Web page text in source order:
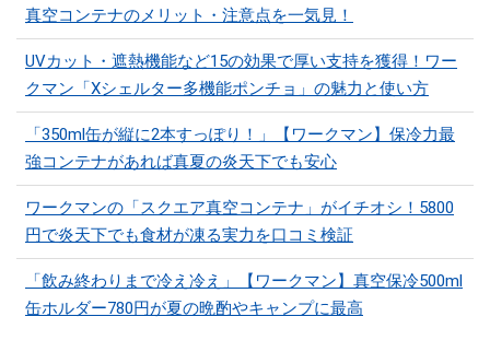
真空コンテナのメリット・注意点を一気見！
UVカット・遮熱機能など15の効果で厚い支持を獲得！ワー
クマン「Xシェルター多機能ポンチョ」の魅力と使い方
「350ml缶が縦に2本すっぽり！」【ワークマン】保冷力最
強コンテナがあれば真夏の炎天下でも安心
ワークマンの「スクエア真空コンテナ」がイチオシ！5800
円で炎天下でも食材が凍る実力を口コミ検証
「飲み終わりまで冷え冷え」【ワークマン】真空保冷500ml
缶ホルダー780円が夏の晩酌やキャンプに最高